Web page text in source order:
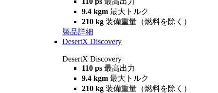
9.4 kgm 最大トルク
210 kg 装備重量（燃料を除く）
製品詳細
DesertX Discovery
DesertX Discovery
110 ps 最高出力
9.4 kgm 最大トルク
210 kg 装備重量（燃料を除く）